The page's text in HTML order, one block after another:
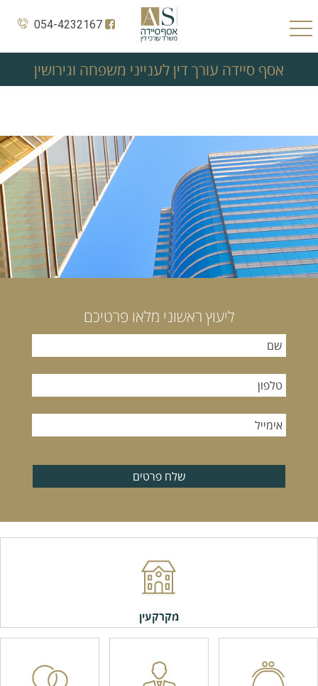
054-4232167
אסף סיידה עורך דין לענייני משפחה וגירושין
ליעוץ ראשוני מלאו פרטיכם
שלח פרטים
מקרקעין